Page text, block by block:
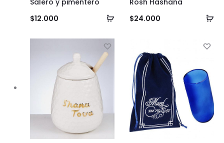
Añadir
$12.000
$24.000